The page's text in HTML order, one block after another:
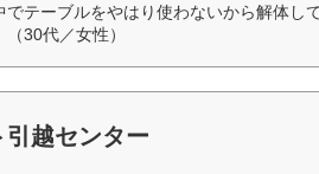
でテーブルをやはり使わないから解体し
30代／女性）
引越センター